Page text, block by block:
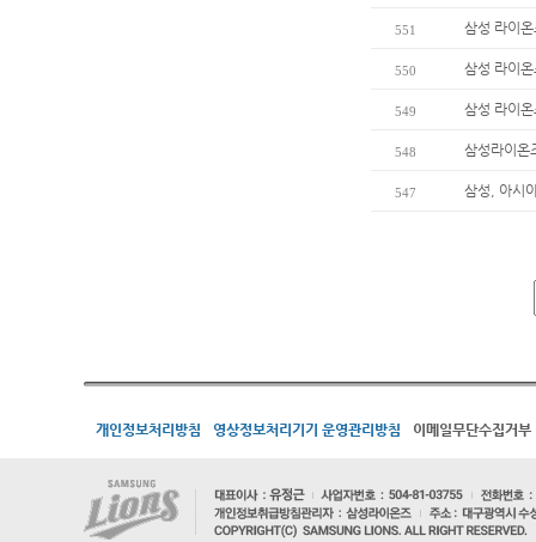
551 삼성 라이
550 삼성 라이
549 삼성 라이
548 삼성라이온
547 삼성, 아시
개인정보처리방침 영상정보처리기기 운영관리방침 이메일무단수집거부